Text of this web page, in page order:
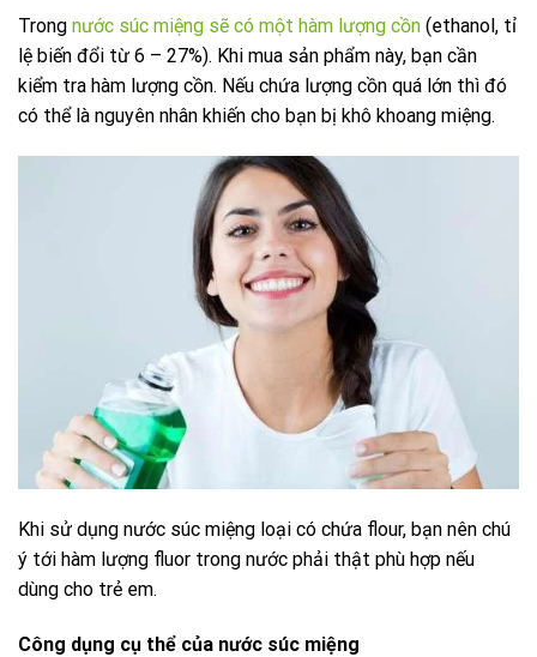
Trong nước súc miệng sẽ có một hàm lượng cồn (ethanol, tỉ
lệ biến đổi từ 6 – 27%). Khi mua sản phẩm này, bạn cần
kiểm tra hàm lượng cồn. Nếu chứa lượng cồn quá lớn thì đó
có thể là nguyên nhân khiến cho bạn bị khô khoang miệng.
Khi sử dụng nước súc miệng loại có chứa flour, bạn nên chú
ý tới hàm lượng fluor trong nước phải thật phù hợp nếu
dùng cho trẻ em.
Công dụng cụ thể của nước súc miệng